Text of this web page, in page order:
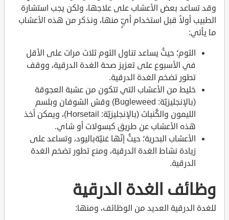
وقد تساعد بعض الأعشاب على علاجها، ولكن يجب استشارة
الطبيب أولاً قبل استخدام أيٍّ منها، ونذكر من هذه الأعشاب
ما يأتي:
الثوم؛ حيثُ يساعد تناول الثوم ثلاث مرات على الأقل
في الأسبوع على تعزيز صحة الغدة الدرقية، ووقف
تطور تضخم الغدة الدرقية.
خليط من الأعشاب التي تتكون من عشبة العجوقة
(بالإنجليزيّة: Bugleweed) وقش الشوفان وبلسم
الليمون والكُنباث (بالإنجليزيّة: Horsetail)، ويمكن أخذ
هذه الأعشاب عن طريق كبسولات أو شاي.
الأعشاب البحرية؛ حيثُ إنّها غنيّةباليود، وتساعد على
زيادة نشاط الغدة الدرقية، ومنع تطور تضخم الغدة
الدرقية.
وظائف الغدة الدرقية
للغدة الدرقية العديد من الوظائف، ومنها: